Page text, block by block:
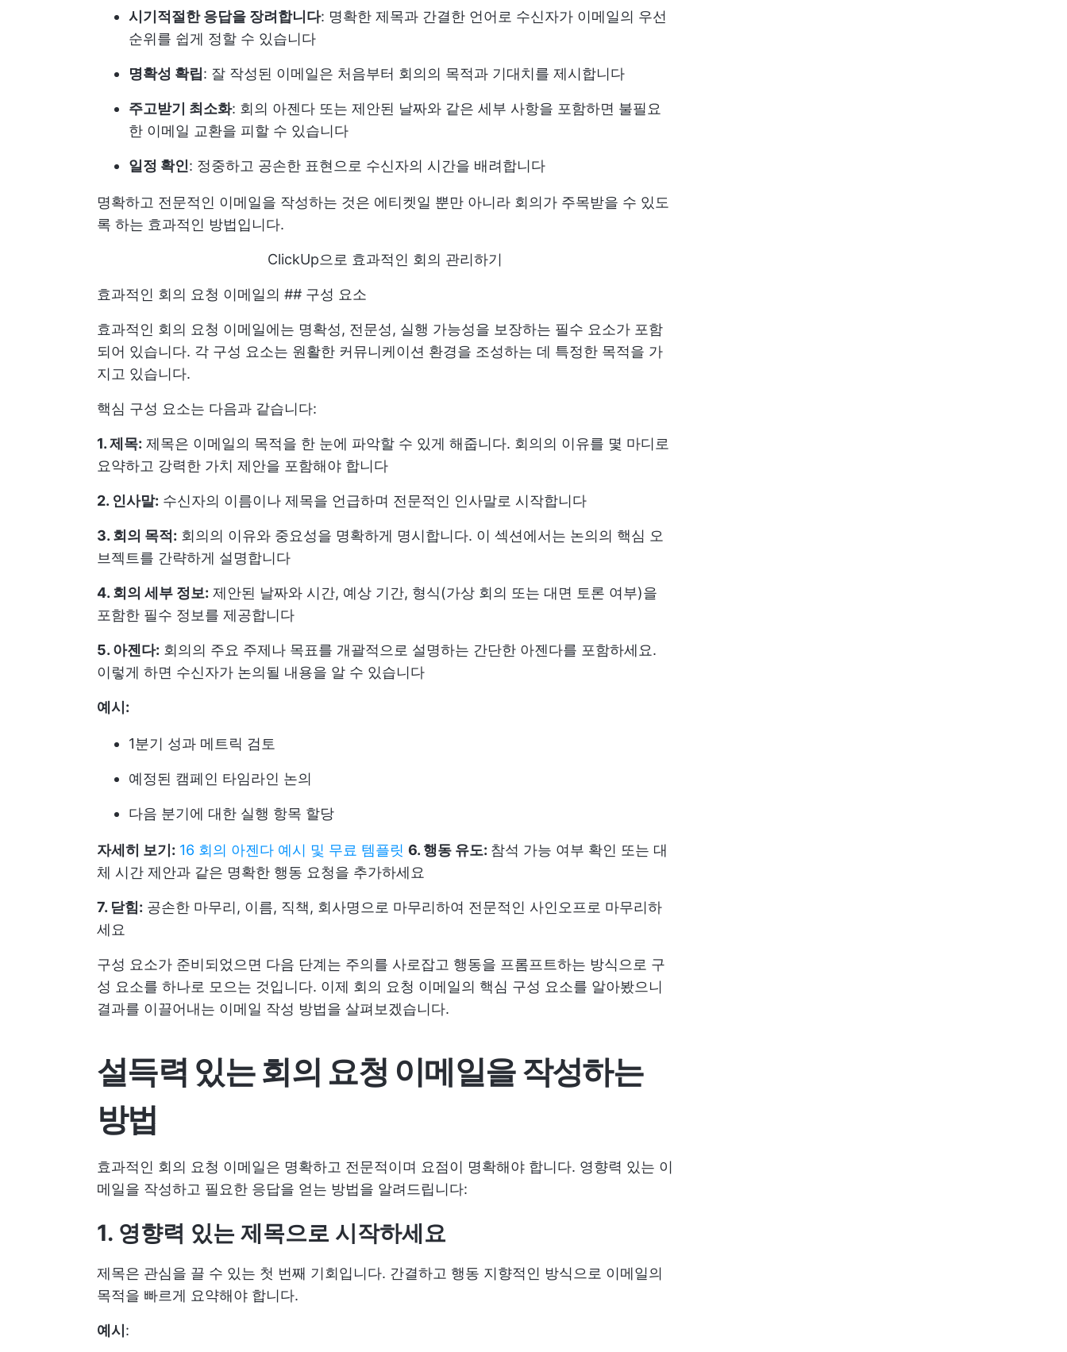
시기적절한 응답을 장려합니다: 명확한 제목과 간결한 언어로 수신자가 이메일의 우선
순위를 쉽게 정할 수 있습니다
명확성 확립: 잘 작성된 이메일은 처음부터 회의의 목적과 기대치를 제시합니다
주고받기 최소화: 회의 아젠다 또는 제안된 날짜와 같은 세부 사항을 포함하면 불필요
한 이메일 교환을 피할 수 있습니다
일정 확인: 정중하고 공손한 표현으로 수신자의 시간을 배려합니다
명확하고 전문적인 이메일을 작성하는 것은 에티켓일 뿐만 아니라 회의가 주목받을 수 있도
록 하는 효과적인 방법입니다.
ClickUp으로 효과적인 회의 관리하기
효과적인 회의 요청 이메일의 ## 구성 요소
효과적인 회의 요청 이메일에는 명확성, 전문성, 실행 가능성을 보장하는 필수 요소가 포함
되어 있습니다. 각 구성 요소는 원활한 커뮤니케이션 환경을 조성하는 데 특정한 목적을 가
지고 있습니다.
핵심 구성 요소는 다음과 같습니다:
1. 제목: 제목은 이메일의 목적을 한 눈에 파악할 수 있게 해줍니다. 회의의 이유를 몇 마디로
요약하고 강력한 가치 제안을 포함해야 합니다
2. 인사말: 수신자의 이름이나 제목을 언급하며 전문적인 인사말로 시작합니다
3. 회의 목적: 회의의 이유와 중요성을 명확하게 명시합니다. 이 섹션에서는 논의의 핵심 오
브젝트를 간략하게 설명합니다
4. 회의 세부 정보: 제안된 날짜와 시간, 예상 기간, 형식(가상 회의 또는 대면 토론 여부)을
포함한 필수 정보를 제공합니다
5. 아젠다: 회의의 주요 주제나 목표를 개괄적으로 설명하는 간단한 아젠다를 포함하세요.
이렇게 하면 수신자가 논의될 내용을 알 수 있습니다
예시:
1분기 성과 메트릭 검토
예정된 캠페인 타임라인 논의
다음 분기에 대한 실행 항목 할당
자세히 보기: 16 회의 아젠다 예시 및 무료 템플릿 6. 행동 유도: 참석 가능 여부 확인 또는 대
체 시간 제안과 같은 명확한 행동 요청을 추가하세요
7. 닫힘: 공손한 마무리, 이름, 직책, 회사명으로 마무리하여 전문적인 사인오프로 마무리하
세요
구성 요소가 준비되었으면 다음 단계는 주의를 사로잡고 행동을 프롬프트하는 방식으로 구
성 요소를 하나로 모으는 것입니다. 이제 회의 요청 이메일의 핵심 구성 요소를 알아봤으니
결과를 이끌어내는 이메일 작성 방법을 살펴보겠습니다.
설득력 있는 회의 요청 이메일을 작성하는
방법
효과적인 회의 요청 이메일은 명확하고 전문적이며 요점이 명확해야 합니다. 영향력 있는 이
메일을 작성하고 필요한 응답을 얻는 방법을 알려드립니다:
1. 영향력 있는 제목으로 시작하세요
제목은 관심을 끌 수 있는 첫 번째 기회입니다. 간결하고 행동 지향적인 방식으로 이메일의
목적을 빠르게 요약해야 합니다.
예시 :